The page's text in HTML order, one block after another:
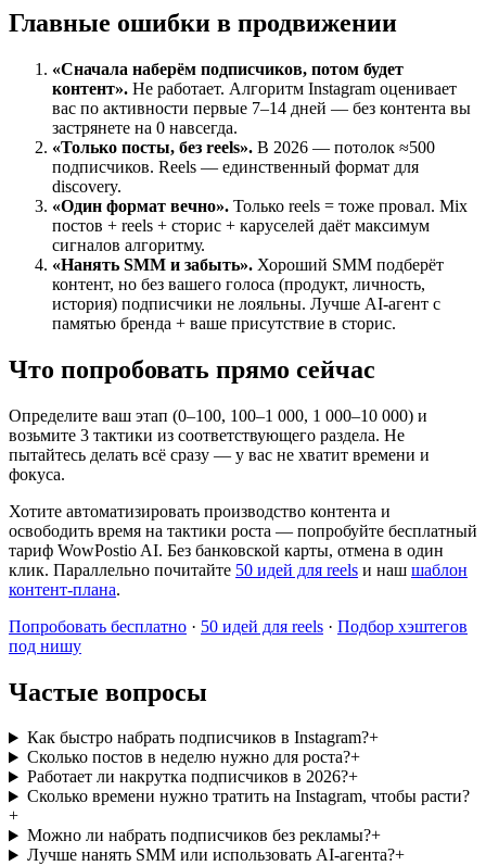
Главные ошибки в продвижении
«Сначала наберём подписчиков, потом будет
контент». Не работает. Алгоритм Instagram оценивает
вас по активности первые 7–14 дней — без контента вы
застрянете на 0 навсегда.
«Только посты, без reels». В 2026 — потолок ≈500
подписчиков. Reels — единственный формат для
discovery.
«Один формат вечно». Только reels = тоже провал. Mix
постов + reels + сторис + каруселей даёт максимум
сигналов алгоритму.
«Нанять SMM и забыть». Хороший SMM подберёт
контент, но без вашего голоса (продукт, личность,
история) подписчики не лояльны. Лучше AI-агент с
памятью бренда + ваше присутствие в сторис.
Что попробовать прямо сейчас
Определите ваш этап (0–100, 100–1 000, 1 000–10 000) и
возьмите 3 тактики из соответствующего раздела. Не
пытайтесь делать всё сразу — у вас не хватит времени и
фокуса.
Хотите автоматизировать производство контента и
освободить время на тактики роста — попробуйте бесплатный
тариф WowPostio AI. Без банковской карты, отмена в один
клик. Параллельно почитайте 50 идей для reels и наш шаблон
контент-плана.
Попробовать бесплатно · 50 идей для reels · Подбор хэштегов
под нишу
Частые вопросы
Как быстро набрать подписчиков в Instagram?+
Сколько постов в неделю нужно для роста?+
Работает ли накрутка подписчиков в 2026?+
Сколько времени нужно тратить на Instagram, чтобы расти?
+
Можно ли набрать подписчиков без рекламы?+
Лучше нанять SMM или использовать AI-агента?+